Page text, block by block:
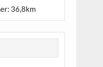
36,8km